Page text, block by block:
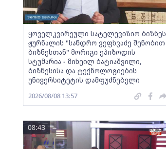
ყოველკვირეული სატელევიზიო ბიზნეს
ჟურნალის "სანდრო ვეფხვაძე შენობით
ბიზნესთან" მორიგი ეპიზოდის
სტუმარია - მიხეილ ბატიაშვილი,
ბიზნესისა და ტექნოლოგიების
უნივერსიტეტის დამფუძნებელი
2026/08/08 13:57
08:43